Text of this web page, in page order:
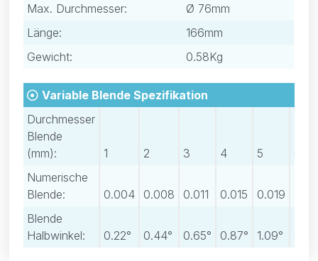
Max. Durchmesser:
Ø 76mm
Länge:
166mm
Gewicht:
0.58Kg
Variable Blende Spezifikation
Durchmesser
Blende
(mm):
1 2 3 4 5
Numerische
Blende:
0.004 0.008 0.011 0.015 0.019
Blende
Halbwinkel:
0.22° 0.44° 0.65° 0.87° 1.09°